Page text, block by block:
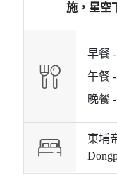
施，星空
早餐 -
午餐 -
晚餐 -
東埔